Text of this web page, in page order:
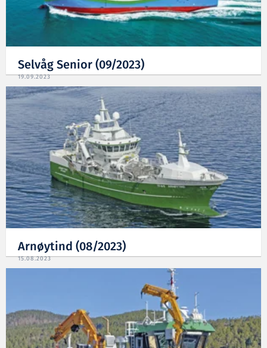
Selvåg Senior (09/2023)
19.09.2023
Arnøytind (08/2023)
15.08.2023